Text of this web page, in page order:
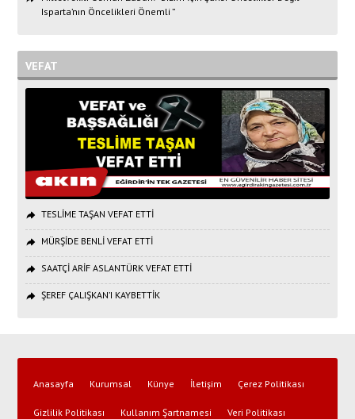
Isparta’nın Öncelikleri Önemli ”
VEFAT
TESLİME TAŞAN VEFAT ETTİ
MÜRŞİDE BENLİ VEFAT ETTİ
SAATÇİ ARİF ASLANTÜRK VEFAT ETTİ
ŞEREF ÇALIŞKAN’I KAYBETTİK
Anasayfa Kurumsal Künye İletişim Çerez Politikası
Gizlilik Politikası Kullanım Şartnamesi Veri Politikası